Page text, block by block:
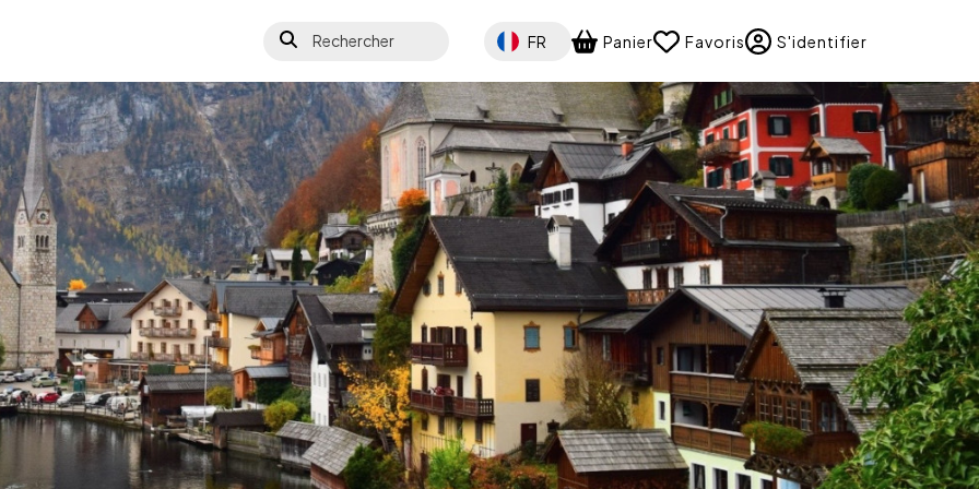
Rechercher Select your language
FR Panier Favoris S'identifier